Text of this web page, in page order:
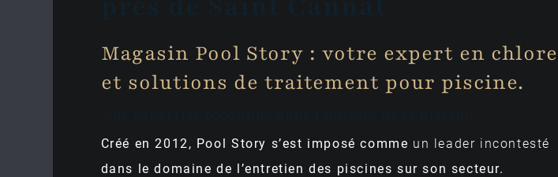
Magasin Pool Story : votre expert en chlore
et solutions de traitement pour piscine.
Créé en 2012, Pool Story s’est imposé comme un leader incontesté
dans le domaine de l’entretien des piscines sur son secteur.